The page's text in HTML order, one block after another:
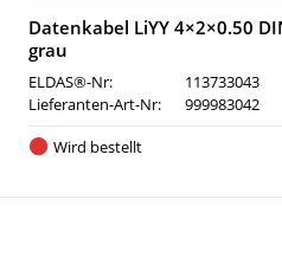
Datenkabel LiYY 4×2×0.50
grau
ELDAS®-Nr:
113733043
Lieferanten-Art-Nr:
999983042
Wird bestellt